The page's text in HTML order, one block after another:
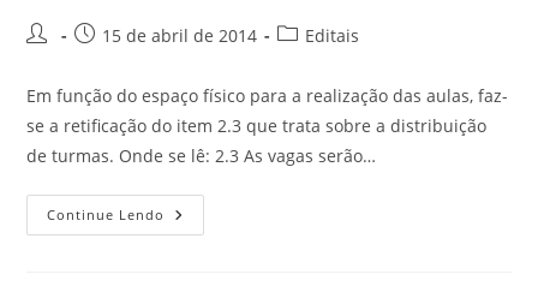
15 de abril de 2014 Editais
Em função do espaço físico para a realização das aulas, faz-
se a retificação do item 2.3 que trata sobre a distribuição
de turmas. Onde se lê: 2.3 As vagas serão…
Continue Lendo